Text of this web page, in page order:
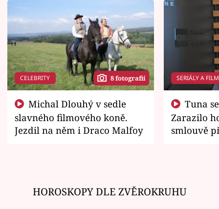
CELEBRITY 8 fotografií
slavného filmového koně.
Jezdil na něm i Draco Malfoy
SERIÁLY A
Zarazilo
smlouvě
HOROSKOPY DLE ZVĚROKRUHU